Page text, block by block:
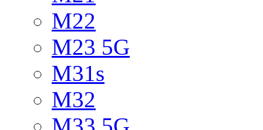
M22
M23 5G
M31s
M32